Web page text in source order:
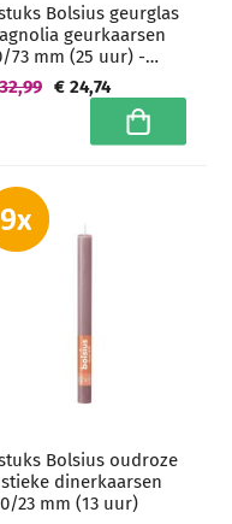
Bolsius geurglas
geurkaarsen
73 mm (25 uur) -
€ 24,74
In
Bolsius oudroze
dinerkaarsen
23 mm (13 uur)